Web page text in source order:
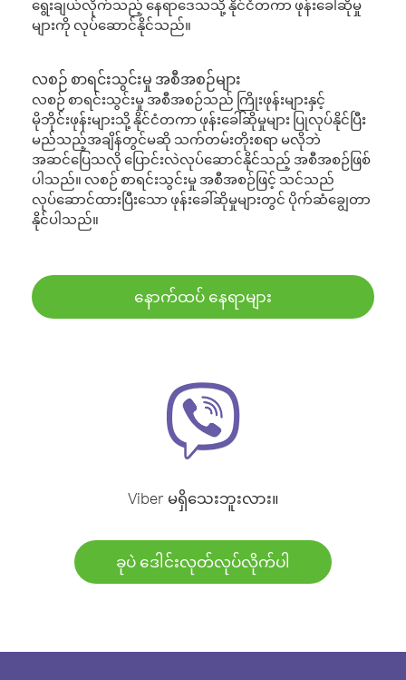
ရွေးချယ်လိုက်သည့် နေရာဒေသသို့ နိုင်ငံတကာ ဖုန်းခေါ်ဆိုမှု
များကို လုပ်ဆောင်နိုင်သည်။
လစဉ် စာရင်းသွင်းမှု အစီအစဉ်များ
လစဉ် စာရင်းသွင်းမှု အစီအစဉ်သည် ကြိုးဖုန်းများနှင့်
မိုဘိုင်းဖုန်းများသို့ နိုင်ငံတကာ ဖုန်းခေါ်ဆိုမှုများ ပြုလုပ်နိုင်ပြီး
မည်သည့်အချိန်တွင်မဆို သက်တမ်းတိုးစရာ မလိုဘဲ
အဆင်ပြေသလို ပြောင်းလဲလုပ်ဆောင်နိုင်သည့် အစီအစဉ်ဖြစ်
ပါသည်။ လစဉ် စာရင်းသွင်းမှု အစီအစဉ်ဖြင့် သင်သည်
လုပ်ဆောင်ထားပြီးသော ဖုန်းခေါ်ဆိုမှုများတွင် ပိုက်ဆံချွေတာ
နိုင်ပါသည်။
နောက်ထပ် နေရာများ
Viber မရှိသေးဘူးလား။
ခုပဲ ဒေါင်းလုတ်လုပ်လိုက်ပါ